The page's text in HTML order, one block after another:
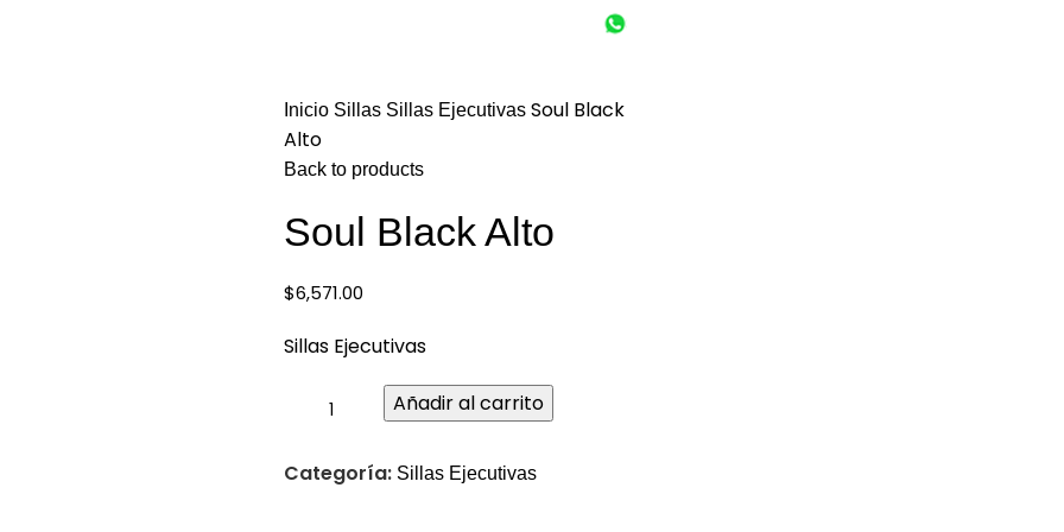
Inicio Sillas Sillas Ejecutivas Soul Black
Alto
Back to products
Soul Black Alto
$6,571.00
Sillas Ejecutivas
Añadir al carrito
Categoría: Sillas Ejecutivas